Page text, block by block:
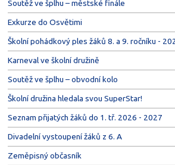
Soutěž ve šplhu – městské finále
Exkurze do Osvětimi
Školní pohádkový ples žáků 8. a 9. ročníku -
Karneval ve školní družině
Soutěž ve šplhu – obvodní kolo
Školní družina hledala svou SuperStar!
Seznam přijatých žáků do 1. tř. 2026 - 2027
Divadelní vystoupení žáků z 6. A
Zeměpisný občasník